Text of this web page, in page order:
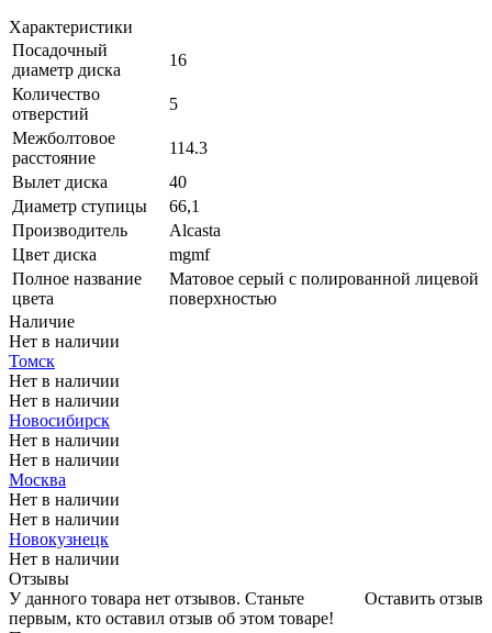
Характеристики
Посадочный
диаметр диска
16
Количество
отверстий
5
Межболтовое
расстояние
114.3
Вылет диска
40
Диаметр ступицы
66,1
Производитель
Alcasta
Цвет диска
mgmf
Полное название
цвета
Матовое серый с полированной лицевой
поверхностью
Наличие
Нет в наличии
Томск
Нет в наличии
Нет в наличии
Новосибирск
Нет в наличии
Нет в наличии
Москва
Нет в наличии
Нет в наличии
Новокузнецк
Нет в наличии
Отзывы
Оставить отзыв
У данного товара нет отзывов. Станьте
первым, кто оставил отзыв об этом товаре!